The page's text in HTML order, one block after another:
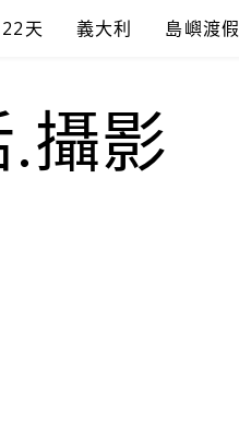
天 義大利 島嶼渡假
攝影